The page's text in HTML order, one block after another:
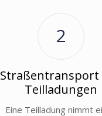
2
Straßentransport
Teilladungen
Eine Teilladung nimmt